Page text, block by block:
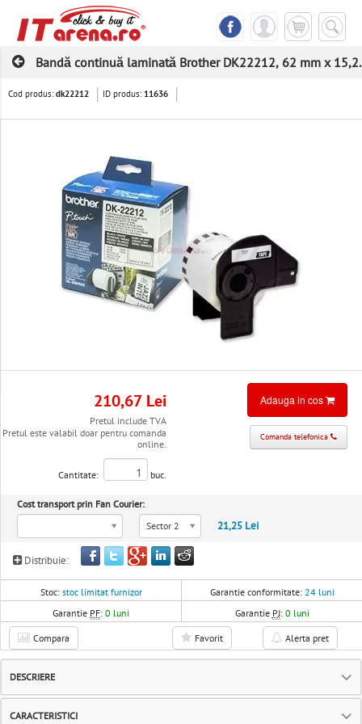
Bandă continuă laminată Brother DK22212, 62 mm x
Cod produs:dk22212 ID produs: 11636
210,67 Lei
Pretul include TVA
Pretul este valabil doar pentru comanda
online.
Cantitate: buc.
Adauga in cos
Comanda telefonica
Cost transport prin Fan Courier:
Sector 2
21,25 Lei
Distribuie:
Stoc: stoc limitat furnizor Garantie conformitate: 24 luni
Garantie PF:0 luni Garantie PJ: 0 luni
Compara Favorit Alerta pret
DESCRIERE
CARACTERISTICI